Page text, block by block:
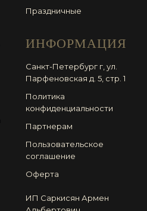
Праздничные
ИНФОРМАЦИЯ
Санкт-Петербург г, ул.
Парфеновская д. 5, стр. 1
Политика
конфиденциальности
Партнерам
Пользовательское
соглашение
Оферта
ИП Саркисян Армен